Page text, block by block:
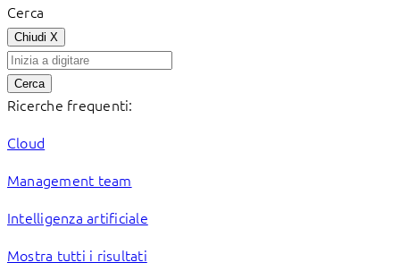
Cerca
Chiudi X
Cerca
Ricerche frequenti:
Cloud
Management team
Intelligenza artificiale
Mostra tutti i risultati